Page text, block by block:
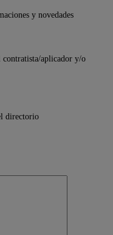
y novedades
aplicador y/o
directorio